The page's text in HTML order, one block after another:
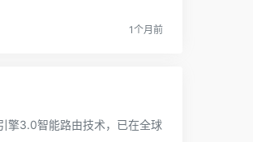
1个月前
擎3.0智能路由技术，已在全球